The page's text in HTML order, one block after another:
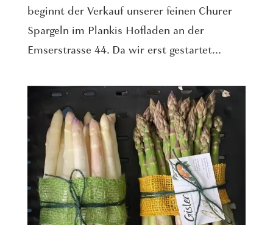
beginnt der Verkauf unserer feinen Churer
Spargeln im Plankis Hofladen an der
Emserstrasse 44. Da wir erst gestartet...